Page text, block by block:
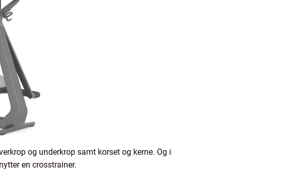
og underkrop samt korset og kerne. Og i
en crosstrainer.